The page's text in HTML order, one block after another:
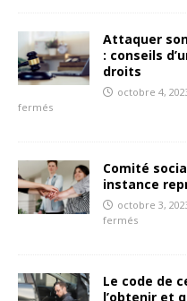
Attaquer
: conseils
droits
octobre 4,
fermés
Comité
instance
octobre 3,
fermés
Le code de
l’obtenir et